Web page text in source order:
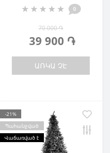
0
70 000 ֏
39 900 ֏
ԱՌԿԱ ՉԷ
-21%
Պահանջված
Վաճառված է